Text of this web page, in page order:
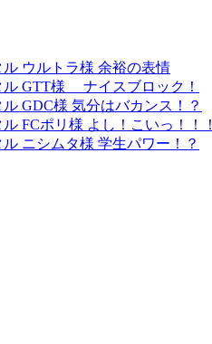
ル ウルトラ様 余裕の表情
ル GTT様 ナイスブロック！
GDC様 気分はバカンス！？
FCポリ様 よし！こいっ！！！
ニシムタ様 学生パワー！？